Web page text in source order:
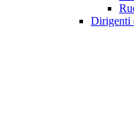
Dirigenti